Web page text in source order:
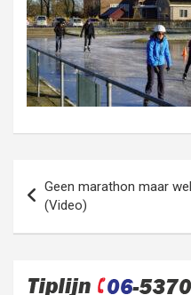
navigatie
Geen marathon maar
(Video)